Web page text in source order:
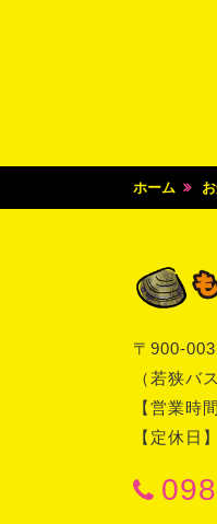
ホーム
〒 900-
（若狭バ
【営業時
【定休日